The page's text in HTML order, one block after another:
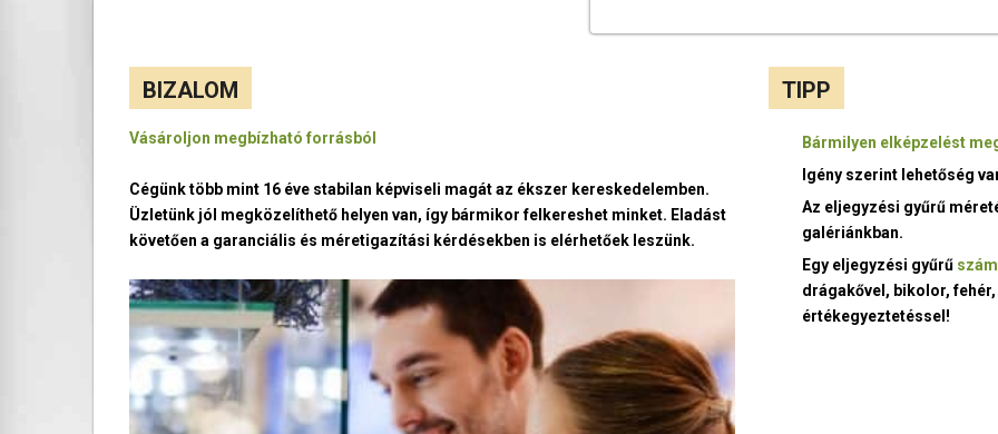
BIZALOM
Vásároljon megbízható forrásból
Cégünk több mint 16 éve stabilan képviseli magát az ékszer kereskedelemben.
Üzletünk jól megközelíthető helyen van, így bármikor felkereshet minket. Eladást
követően a garanciális és méretigazítási kérdésekben is elérhetőek leszünk.
TIPP
Bármilyen elképzelést
Igény szerint lehetőség
Az eljegyzési gyűrű
galériánkban.
Egy eljegyzési gyűrű
drágakővel, bikolor,
értékegyeztetéssel!